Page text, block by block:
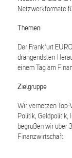
Netzwerkformate
Themen
Der Frankfurt
drängendsten
einem Tag am
Zielgruppe
Wir vernetzen Top-
Politik, Geldpolitik,
begrüßen wir über
Finanzwirtschaft.